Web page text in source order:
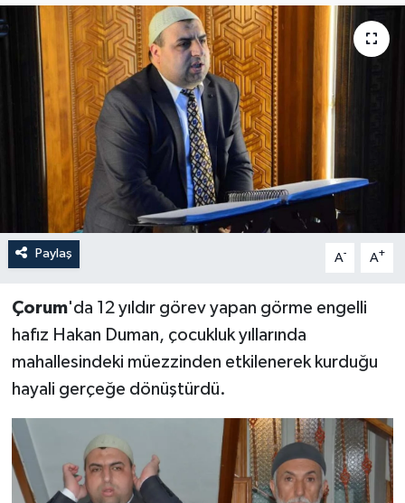
Paylaş A- A+
Çorum'da 12 yıldır görev yapan görme engelli
hafız Hakan Duman, çocukluk yıllarında
mahallesindeki müezzinden etkilenerek kurduğu
hayali gerçeğe dönüştürdü.
İLÇELER
OTOPARK
TEKNOLOJİ